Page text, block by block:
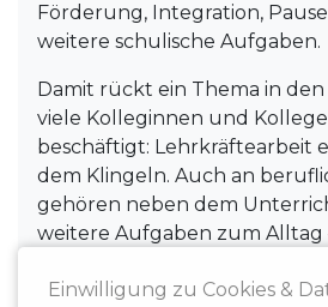
Förderung, Integration,
weitere schulische Aufgaben.
Damit rückt ein Thema in
viele Kolleginnen und
beschäftigt: Lehrkräftearbeit
dem Klingeln. Auch an
gehören neben dem
weitere Aufgaben zum
Abstimmungen mit
Einwilligung zu Cookies &